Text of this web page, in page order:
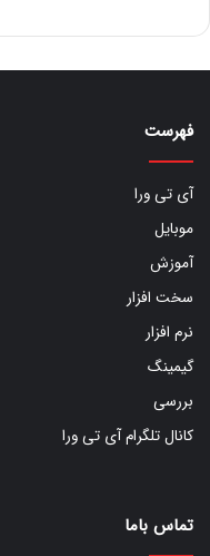
فهرست
آی تی ورا
موبایل
آموزش
سخت افزار
نرم افزار
گیمینگ
بررسی
کانال تلگرام آی تی ورا
تماس باما